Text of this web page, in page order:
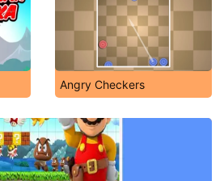
Angry Checkers